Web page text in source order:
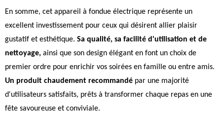
En somme, cet appareil à fondue électrique représente un
excellent investissement pour ceux qui désirent allier plaisir
gustatif et esthétique. Sa qualité, sa facilité d'utilisation et de
nettoyage, ainsi que son design élégant en font un choix de
premier ordre pour enrichir vos soirées en famille ou entre amis.
Un produit chaudement recommandé par une majorité
d'utilisateurs satisfaits, prêts à transformer chaque repas en une
fête savoureuse et conviviale.